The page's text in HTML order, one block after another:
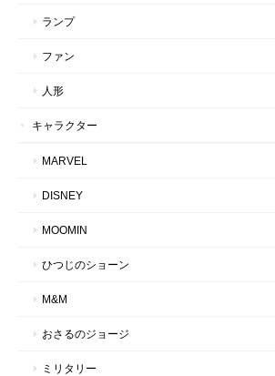
ランプ
ファン
人形
キャラクター
MARVEL
DISNEY
MOOMIN
ひつじのショーン
M&M
おさるのジョージ
ミリタリー